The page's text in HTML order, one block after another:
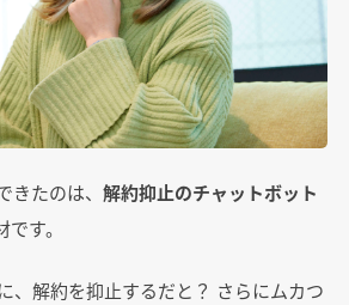
きたのは、 解約抑止のチャットボット
です。
、解約を抑止するだと？ さらにムカつ